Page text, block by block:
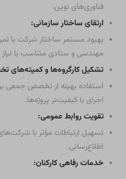
فناوری‌های نوین.
ارتقای ساختار سازمانی:
بهبود مستمر ساختار شرکت با
مهندسی و ستادی متناسب با نیاز
تشکیل کارگروه‌ها و کمیته‌های
استفاده بهینه از تخصص جمعی
اجرای با کیفیت‌تر پروژه‌ها.
تقویت روابط عمومی:
تسهیل ارتباطات مؤثر با
اطلاع‌رسانی.
خدمات رفاهی کارکنان: